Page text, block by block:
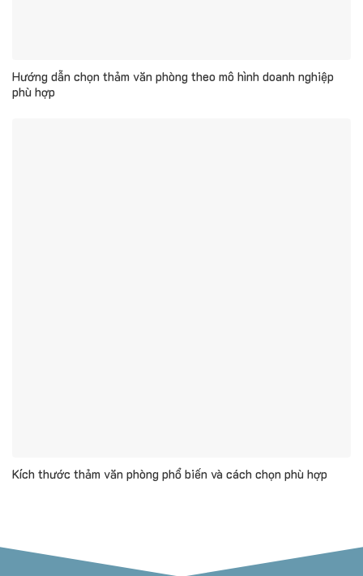
Hướng dẫn chọn thảm văn phòng theo mô hình doanh nghiệp
phù hợp
Kích thước thảm văn phòng phổ biến và cách chọn phù hợp